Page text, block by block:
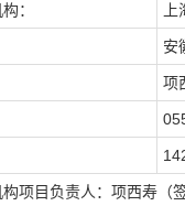
：
安
项
项目负责人：项西寿 （